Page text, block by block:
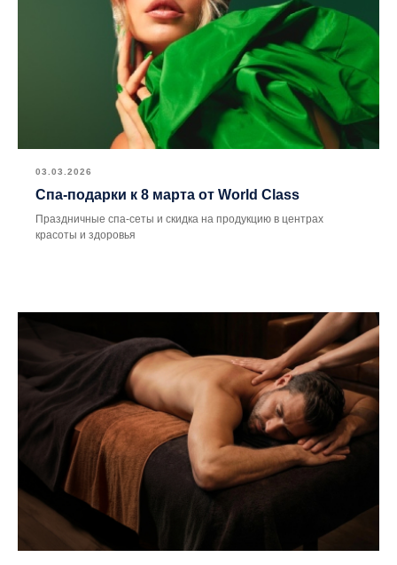
03.03.2026
Спа-подарки к 8 марта от World Class
Праздничные спа-сеты и скидка на продукцию в центрах
красоты и здоровья